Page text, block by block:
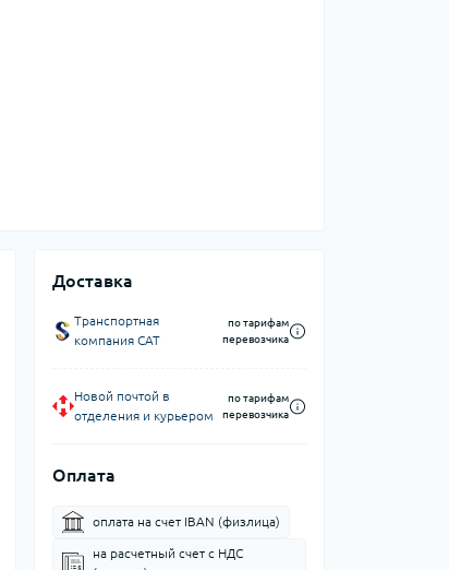
Доставка
Транспортная
компания CAT
по тарифам
перевозчика
Новой почтой в
отделения и курьером
по тарифам
перевозчика
Оплата
оплата на счет IBAN (физлица)
на расчетный счет c НДС